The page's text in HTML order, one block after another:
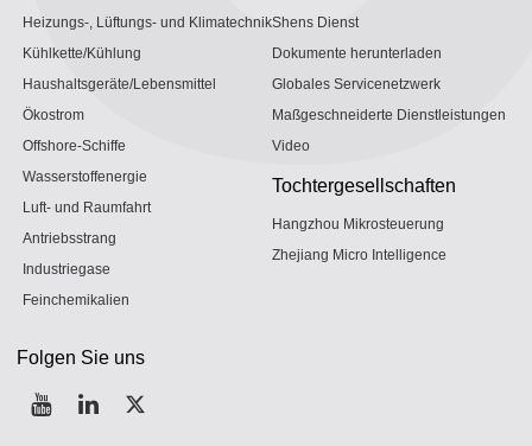
Heizungs-, Lüftungs- und Klimatechnik
Kühlkette/Kühlung
Haushaltsgeräte/Lebensmittel
Ökostrom
Offshore-Schiffe
Wasserstoffenergie
Luft- und Raumfahrt
Antriebsstrang
Industriegase
Feinchemikalien
Shens Dienst
Dokumente herunterladen
Globales Servicenetzwerk
Maßgeschneiderte Dienstleistungen
Video
Tochtergesellschaften
Hangzhou Mikrosteuerung
Zhejiang Micro Intelligence
Folgen Sie uns